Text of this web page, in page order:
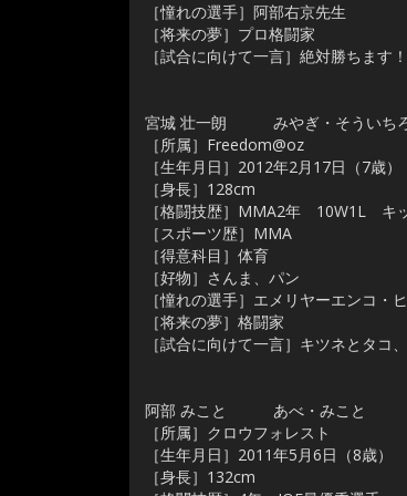
［憧れの選手］阿部右京先生
［将来の夢］プロ格闘家
［試合に向けて一言］絶対勝ちます！
宮城 壮一朗 みやぎ・そういち
［所属］Freedom@oz
［生年月日］2012年2月17日（7歳）
［身長］128cm
［格闘技歴］MMA2年 10W1L キ
［スポーツ歴］MMA
［得意科目］体育
［好物］さんま、パン
［憧れの選手］エメリヤーエンコ・
［将来の夢］格闘家
［試合に向けて一言］キツネとタコ
阿部 みこと あべ・みこと
［所属］クロウフォレスト
［生年月日］2011年5月6日（8歳）
［身長］132cm